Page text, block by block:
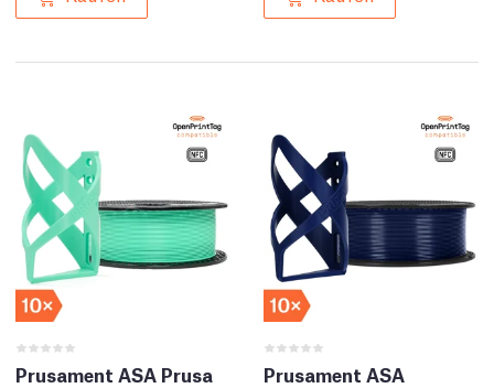
Prusament ASA Prusa
Prusament ASA